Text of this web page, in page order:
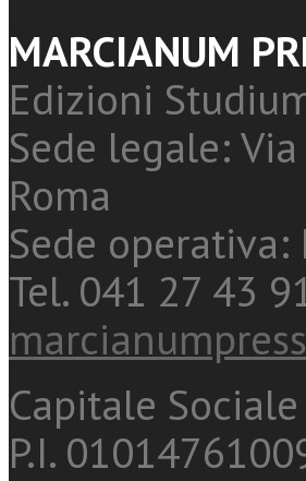
MARCIANUM
Edizioni
Sede legale:
Roma
Sede
Tel. 041 27 43
Capitale
P.I.